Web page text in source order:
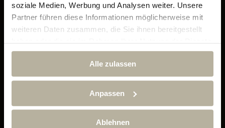
soziale Medien, Werbung und Analysen weiter. Unsere
Partner führen diese Informationen möglicherweise mit
weiteren Daten zusammen, die Sie ihnen bereitgestellt
haben oder die sie im Rahmen Ihrer Nutzung der Dienste
gesammelt haben.
Alle zulassen
Anpassen
Ablehnen